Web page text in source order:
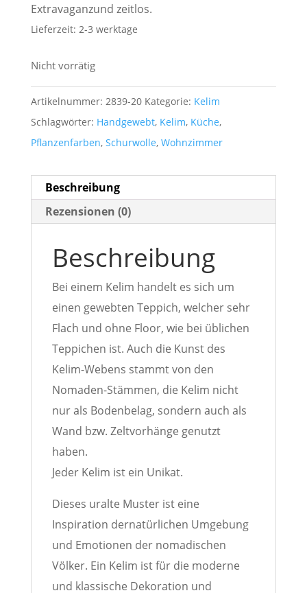
Extravaganzund zeitlos.
Lieferzeit: 2-3 werktage
Nicht vorrätig
Artikelnummer: 2839-20 Kategorie: Kelim
Schlagwörter: Handgewebt, Kelim, Küche,
Pflanzenfarben, Schurwolle, Wohnzimmer
Beschreibung
Rezensionen (0)
Beschreibung
Bei einem Kelim handelt es sich um
einen gewebten Teppich, welcher sehr
Flach und ohne Floor, wie bei üblichen
Teppichen ist. Auch die Kunst des
Kelim-Webens stammt von den
Nomaden-Stämmen, die Kelim nicht
nur als Bodenbelag, sondern auch als
Wand bzw. Zeltvorhänge genutzt
haben.
Jeder Kelim ist ein Unikat.
Dieses uralte Muster ist eine
Inspiration dernatürlichen Umgebung
und Emotionen der nomadischen
Völker. Ein Kelim ist für die moderne
und klassische Dekoration und